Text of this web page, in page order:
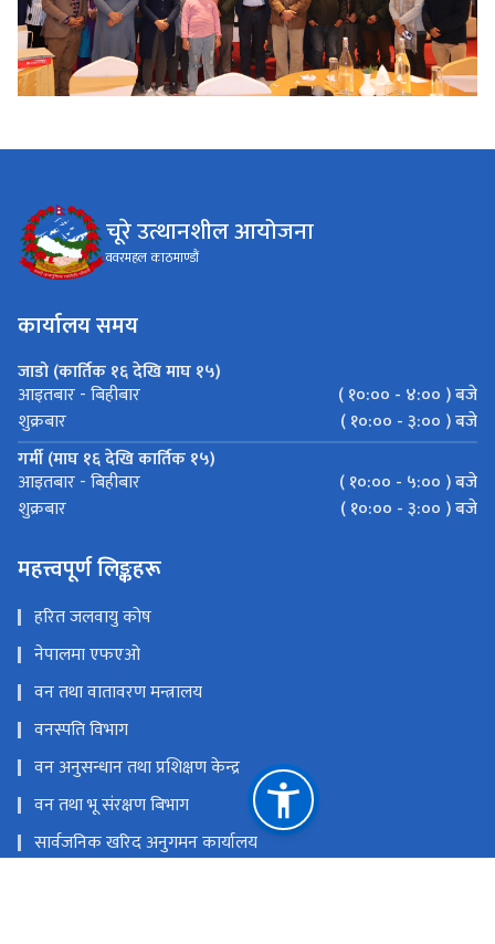
चूरे उत्थानशील आयोजना
ववरमहल काठमाण्डौं
कार्यालय समय
जाडो (कार्तिक १६ देखि माघ १५)
आइतबार - बिहीबार
( १०:०० - ४:०० ) बजे
शुक्रबार
( १०:०० - ३:०० ) बजे
गर्मी (माघ १६ देखि कार्तिक १५)
आइतबार - बिहीबार
( १०:०० - ५:०० ) बजे
शुक्रबार
( १०:०० - ३:०० ) बजे
महत्त्वपूर्ण लिङ्कहरू
हरित जलवायु कोष
नेपालमा एफएओ
वन तथा वातावरण मन्त्रालय
वनस्पति विभाग
वन अनुसन्धान तथा प्रशिक्षण केन्द्र
वन तथा भू संरक्षण बिभाग
सार्वजनिक खरिद अनुगमन कार्यालय